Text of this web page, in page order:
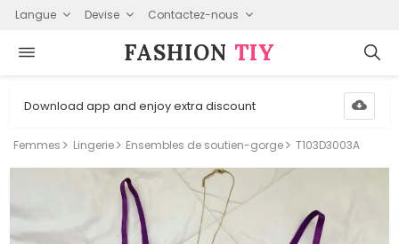
Langue Devise Contactez-nous
FASHION⁠ TIY
Download app and enjoy extra discount
Femmes Lingerie Ensembles de soutien-gorge T103D3003A